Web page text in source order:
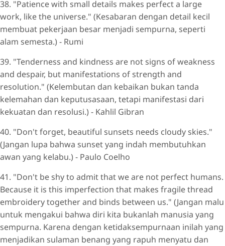
38. "Patience with small details makes perfect a large
work, like the universe." (Kesabaran dengan detail kecil
membuat pekerjaan besar menjadi sempurna, seperti
alam semesta.) - Rumi
39. "Tenderness and kindness are not signs of weakness
and despair, but manifestations of strength and
resolution." (Kelembutan dan kebaikan bukan tanda
kelemahan dan keputusasaan, tetapi manifestasi dari
kekuatan dan resolusi.) - Kahlil Gibran
40. "Don't forget, beautiful sunsets needs cloudy skies."
(Jangan lupa bahwa sunset yang indah membutuhkan
awan yang kelabu.) - Paulo Coelho
41. "Don't be shy to admit that we are not perfect humans.
Because it is this imperfection that makes fragile thread
embroidery together and binds between us." (Jangan malu
untuk mengakui bahwa diri kita bukanlah manusia yang
sempurna. Karena dengan ketidaksempurnaan inilah yang
menjadikan sulaman benang yang rapuh menyatu dan